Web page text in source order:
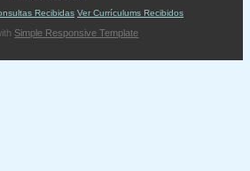
Recibidas Ver Currículums Recibidos
Simple Responsive Template